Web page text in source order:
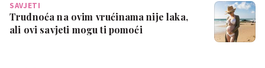
SAVJETI
Trudnoća na ovim vrućinama nije laka,
ali ovi savjeti mogu ti pomoći